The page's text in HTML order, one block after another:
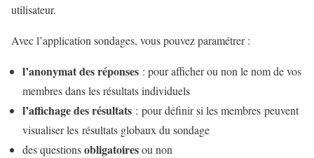
utilisateur.
Avec l’application sondages, vous pouvez paramétrer :
l’anonymat des réponses : pour afficher ou non le nom de vos
membres dans les résultats individuels
l’affichage des résultats : pour définir si les membres peuvent
visualiser les résultats globaux du sondage
des questionsobligatoiresou non